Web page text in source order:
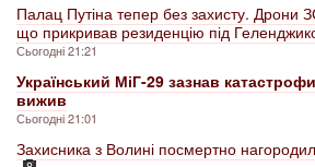
Палац Путіна тепер без захисту.
що прикривав резиденцію під
Сьогодні 21:21
Український МіГ-29 зазнав
вижив
Сьогодні 21:01
Захисника з Волині посмертно